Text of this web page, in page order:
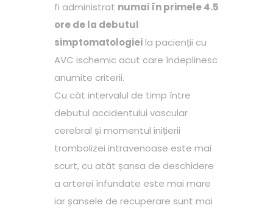
fi administrat numai în primele 4.5
ore de la debutul
simptomatologieila pacienții cu
AVC ischemic acut care îndeplinesc
anumite criterii.
Cu cât intervalul de timp între
debutul accidentului vascular
cerebral și momentul inițierii
trombolizei intravenoase este mai
scurt, cu atât șansa de deschidere
a arterei înfundate este mai mare
iar șansele de recuperare sunt mai